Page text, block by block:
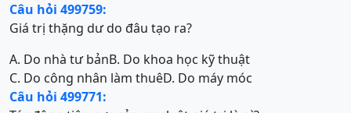
Câu hỏi 499759:
Giá trị thặng dư do đâu tạo ra?
A. Do nhà tư bảnB. Do khoa học kỹ thuật
C. Do công nhân làm thuêD. Do máy móc
Câu hỏi 499771: